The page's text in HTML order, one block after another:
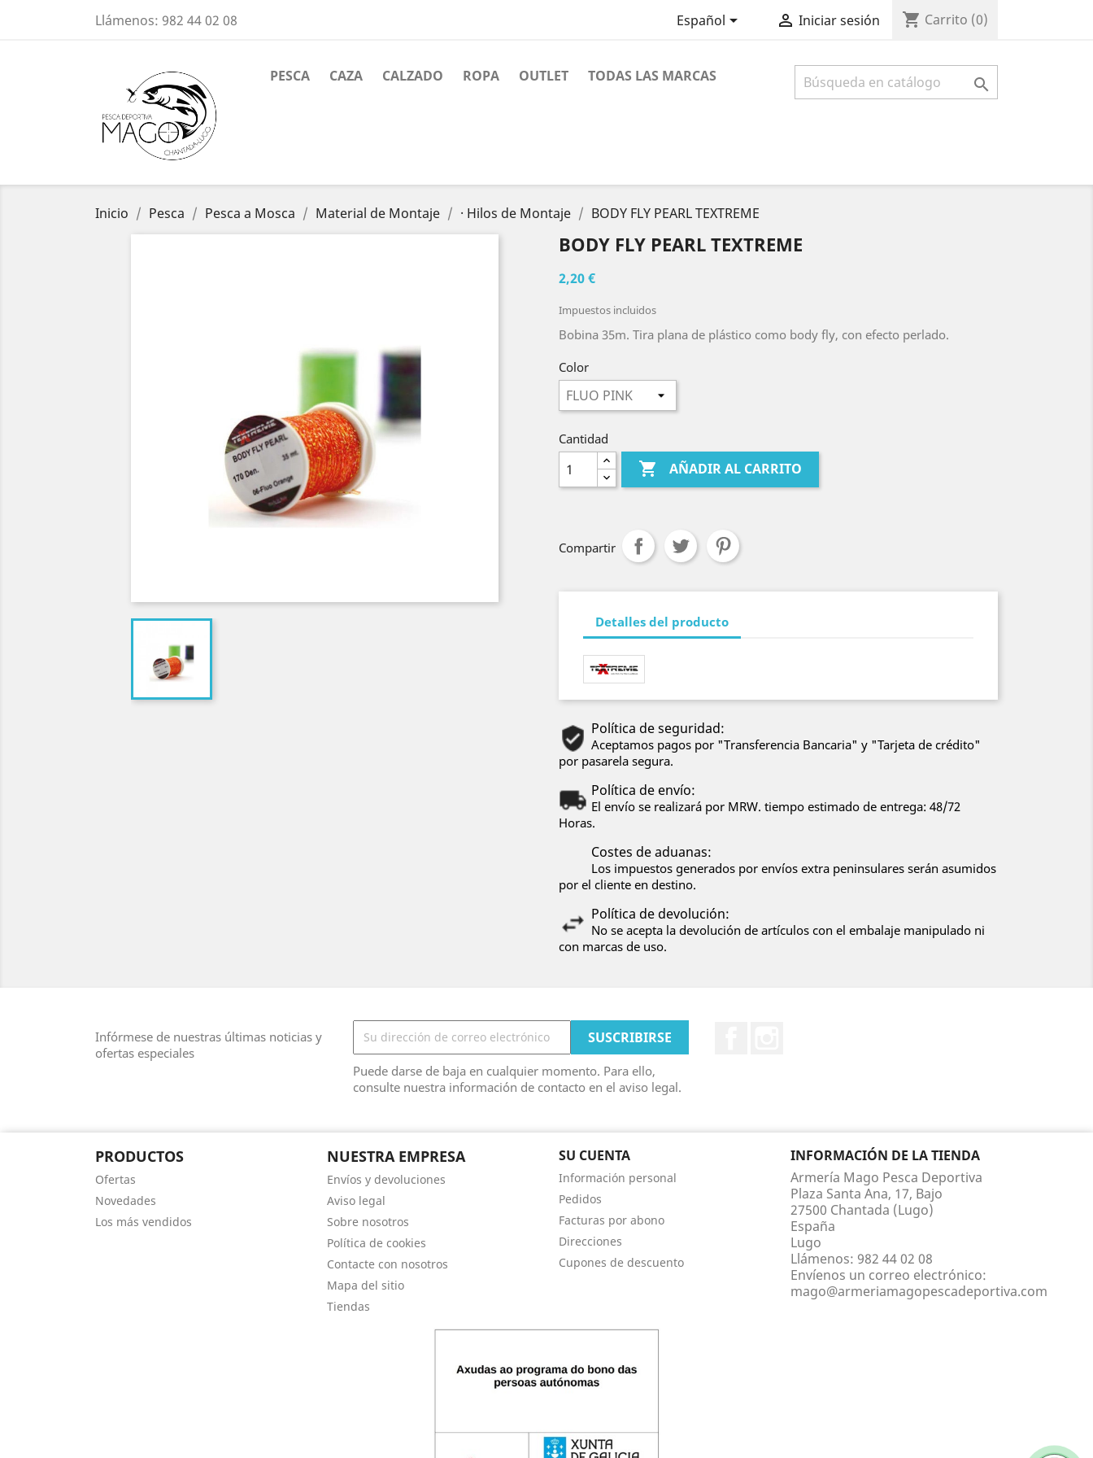
Llámenos: 982 44 02 08 Español  Iniciar sesión shopping_cart Carrito (0)

PESCA CAZA CALZADO ROPA OUTLET TODAS LAS MARCAS
Inicio Pesca Pesca a Mosca Material de Montaje · Hilos de Montaje BODY FLY PEARL TEXTREME
BODY FLY PEARL TEXTREME
2,20 €
Impuestos incluidos
Bobina 35m. Tira plana de plástico como body fly, con efecto perlado.
Color
Cantidad
 AÑADIR AL CARRITO
Compartir
Detalles del producto
Política de seguridad:
Aceptamos pagos por "Transferencia Bancaria" y "Tarjeta de crédito"
por pasarela segura.
Política de envío:
El envío se realizará por MRW. tiempo estimado de entrega: 48/72
Horas.
Costes de aduanas:
Los impuestos generados por envíos extra peninsulares serán asumidos
por el cliente en destino.
Política de devolución:
No se acepta la devolución de artículos con el embalaje manipulado ni
con marcas de uso.
Infórmese de nuestras últimas noticias y
ofertas especiales
Puede darse de baja en cualquier momento. Para ello,
consulte nuestra información de contacto en el aviso legal.
PRODUCTOS
Ofertas
Novedades
Los más vendidos
NUESTRA EMPRESA
Envíos y devoluciones
Aviso legal
Sobre nosotros
Política de cookies
Contacte con nosotros
Mapa del sitio
Tiendas
SU CUENTA
Información personal
Pedidos
Facturas por abono
Direcciones
Cupones de descuento
INFORMACIÓN DE LA TIENDA
Armería Mago Pesca Deportiva
Plaza Santa Ana, 17, Bajo
27500 Chantada (Lugo)
España
Lugo
Llámenos: 982 44 02 08
Envíenos un correo electrónico:
mago@armeriamagopescadeportiva.com